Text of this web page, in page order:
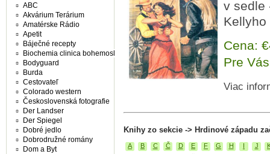
v sedle
Cena:
Pre
Viac
Knihy zo sekcie -> Hrdinové západu
A B C Č D E F G H I J
ABC
Akvárium Terárium
Amatérske Rádio
Apetit
Báječné recepty
Biochemia clinica bohemoslovaca
Bodyguard
Burda
Cestovateľ
Colorado western
Československá fotografie
Der Landser
Der Spiegel
Dobré jedlo
Dobrodružné romány
Dom a Byt